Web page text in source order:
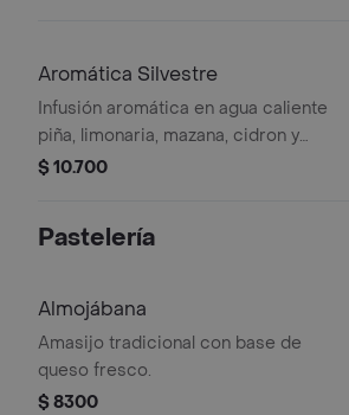
Aromática Silvestre
Infusión aromática en agua caliente
piña, limonaria, mazana, cidron y
jengibre.
$ 10.700
Pastelería
Almojábana
Amasijo tradicional con base de
queso fresco.
$ 8300